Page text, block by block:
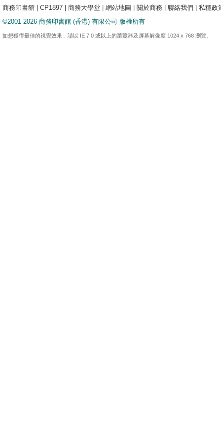
商務印書館 CP1897 商務大學堂 網站地圖 關於商務 聯絡我們
私穩政
©2001-2026 商務印書館 (香港) 有限公司 版權所有
如想獲得最佳的視覺效果，請以 IE 7.0 或以上的瀏覽器及屏幕解像度 1024 x 768 瀏覽。